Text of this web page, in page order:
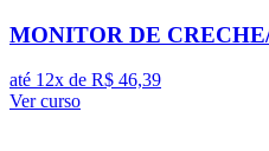
MONITOR DE
até 12x de R$ 46,39
Ver curso